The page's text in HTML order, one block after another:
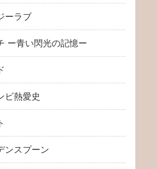
ーラブ
ー青い閃光の記憶ー
ビ熱愛史
ンスプーン